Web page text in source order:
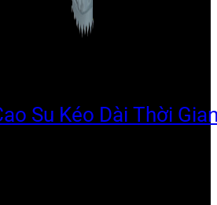
Su Kéo Dài Thời